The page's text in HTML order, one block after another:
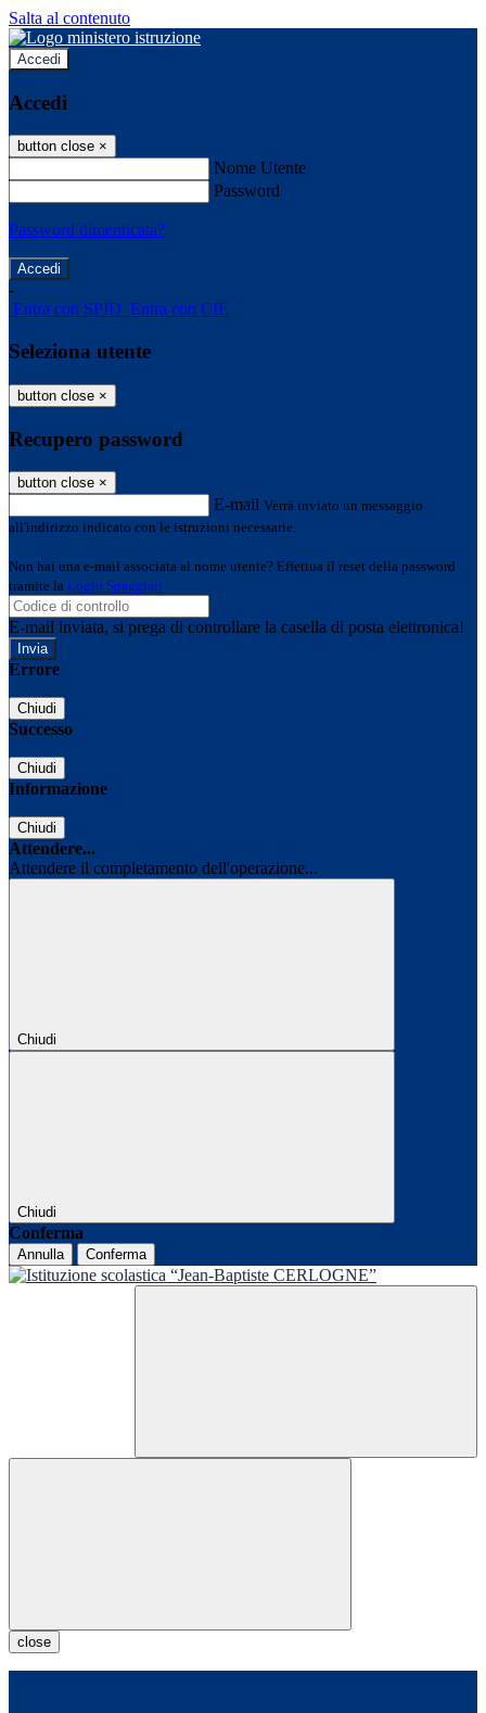
Salta al contenuto
Accedi
Accedi
button close ×
Nome Utente
Password
Password dimenticata?
-
Entra con SPID Entra con CIE
Seleziona utente
button close ×
Recupero password
button close ×
E-mail Verrà inviato un messaggio
all'indirizzo indicato con le istruzioni necessarie.
Non hai una e-mail associata al nome utente? Effettua il reset della password
tramite la Login Spaggiari
E-mail inviata, si prega di controllare la casella di posta elettronica!
Errore
Chiudi
Successo
Chiudi
Informazione
Chiudi
Attendere...
Attendere il completamento dell'operazione...
Chiudi
Chiudi
Conferma
Annulla Conferma
close